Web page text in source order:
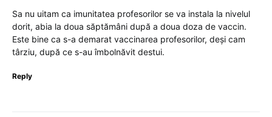
Sa nu uitam ca imunitatea profesorilor se va instala la nivelul
dorit, abia la doua săptămâni după a doua doza de vaccin.
Este bine ca s-a demarat vaccinarea profesorilor, deși cam
târziu, după ce s-au îmbolnăvit destui.
Reply